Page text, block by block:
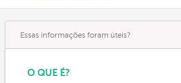
Essas informações foram úteis?
O QUE É?